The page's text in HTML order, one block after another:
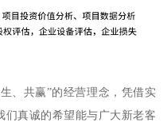
、共赢”的经营理念，凭借实
们真诚的希望能与广大新老客